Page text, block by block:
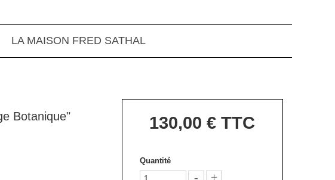
LA MAISON FRED SATHAL
Botanique" 130,00 € TTC
Quantité